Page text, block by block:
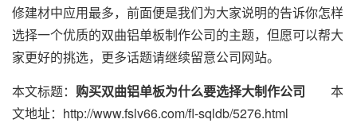
修建材中应用最多，前面便是我们为大家说明的告诉你怎样
选择一个优质的双曲铝单板制作公司的主题，但愿可以帮大
家更好的挑选，更多话题请继续留意公司网站。
本文标题： 购买双曲铝单板为什么要选择大制作公司 本
文地址：http://www.fslv66.com/fl-sqldb/5276.html